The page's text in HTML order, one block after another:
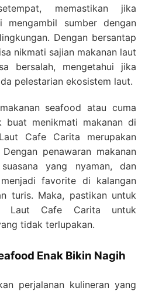
memastikan jika
mengambil sumber dengan
Dengan bersantap
nikmati sajian makanan laut
bersalah, mengetahui jika
pelestarian ekosistem laut.
seafood atau cuma
buat menikmati makanan di
Cafe Carita merupakan
penawaran makanan
yang nyaman, dan
favorite di kalangan
turis. Maka, pastikan untuk
Laut Cafe Carita untuk
tidak terlupakan.
Enak Bikin Nagih
perjalanan kulineran yang